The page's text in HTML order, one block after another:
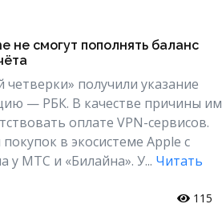
не смогут пополнять баланс
получили указание
— РБК. В качестве причины им
оплате VPN-сервисов.
в экосистеме Apple с
у МТС и «Билайна». У... Читать
115